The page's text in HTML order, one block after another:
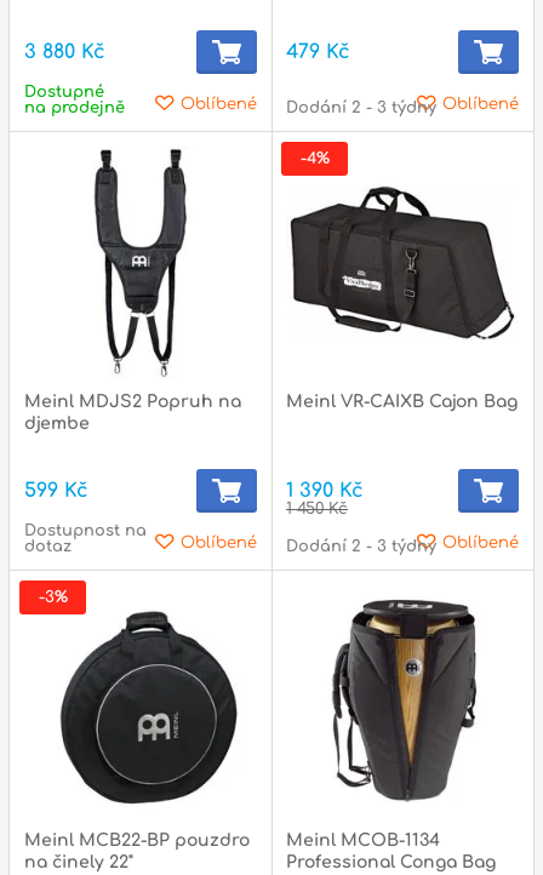
3 880 Kč
Oblíbené
Dostupné
na prodejně
479 Kč
Oblíbené
Dodání 2 - 3 týdny
Meinl MDJS2 Popruh na
djembe
599 Kč
Oblíbené
Dostupnost na
dotaz
Meinl VR-CAIXB Cajon Bag
1 390 Kč
1 450 Kč
Oblíbené
Dodání 2 - 3 týdny
-4%
Meinl MCB22-BP pouzdro
na činely 22"
-3%
Meinl MCOB-1134
Professional Conga Bag